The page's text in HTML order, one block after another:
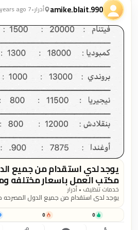
amike.blait.990 أدرار•
7 years ago
يوجد لدي استقدام من جميع
مكتب العمل باسعار مختلفه
الرياض حي اليرموك ومكتبي
العمل ومدة الاستقدام لدي
بحول الله والاخوان والاخوات
خدمات تنظيف • أدرار
يوجد لدي استقدام من جميع الدول
مختلفه ومتنوعه ومكتبي في الرياض حي
مكتب العمل ومدة الاستقدام لدي سريعه
والاخوان والاخوات الذي خارج الرياض
0
0